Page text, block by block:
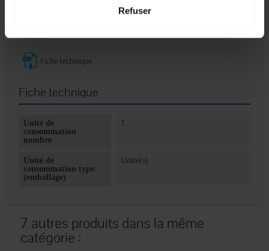
Refuser
- L'unité
Fiche technique
Fiche technique
Unité de
consommation
nombre
Unité de
consommation type
(emballage)
Unité(s)
7 autres produits dans la même
catégorie :